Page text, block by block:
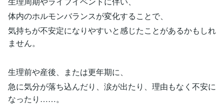
体内のホルモンバランスが変化することで、
気持ちが不安定になりやすいと感じたことがあるかもしれ
ません。
生理前や産後、または更年期に、
急に気分が落ち込んだり、涙が出たり、理由もなく不安に
なったり……。